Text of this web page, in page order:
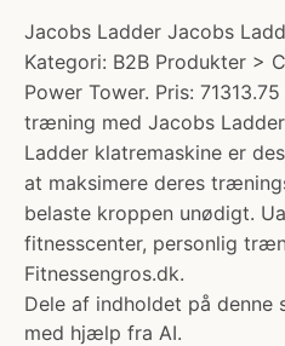
Jacobs Ladder Jacobs
Kategori: B2B Produkter >
Power Tower. Pris:
træning med Jacobs
Ladder klatremaskine er
at maksimere deres
belaste kroppen unødigt.
fitnesscenter, personlig
Fitnessengros.dk.
Dele af indholdet på
med hjælp fra AI.